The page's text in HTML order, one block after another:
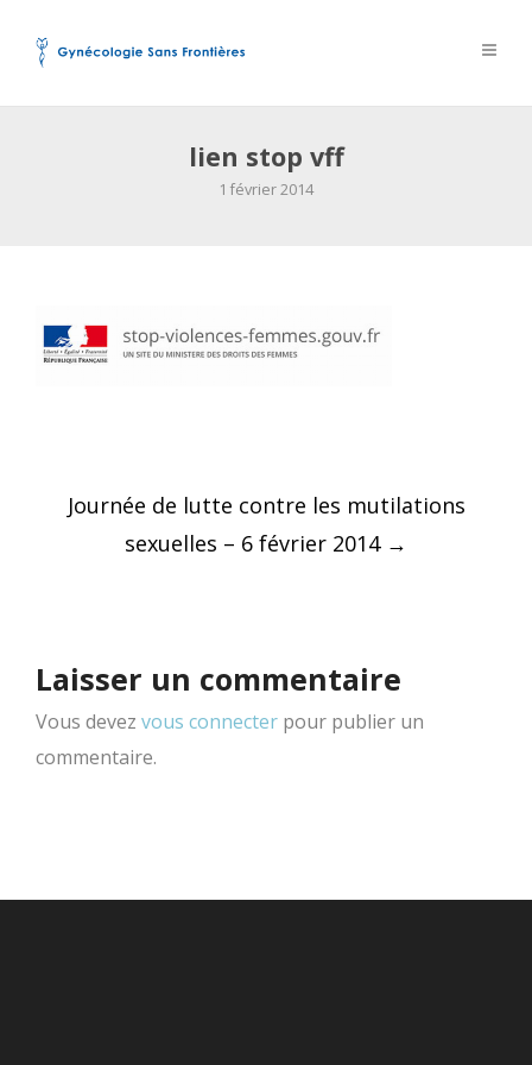
lien stop vff
1 février 2014
Post
navigation
Journée de lutte contre les mutilations
sexuelles – 6 février 2014 →
Laisser un commentaire
Vous devez vous connecter pour publier un
commentaire.